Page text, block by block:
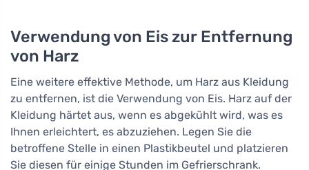
Verwendung von Eis zur Entfernung
von Harz
Eine weitere effektive Methode, um Harz aus Kleidung
zu entfernen, ist die Verwendung von Eis. Harz auf der
Kleidung härtet aus, wenn es abgekühlt wird, was es
Ihnen erleichtert, es abzuziehen. Legen Sie die
betroffene Stelle in einen Plastikbeutel und platzieren
Sie diesen für einige Stunden im Gefrierschrank.